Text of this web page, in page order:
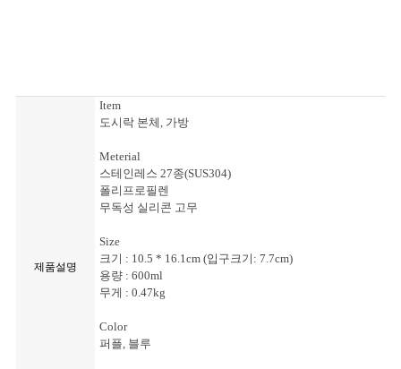
제품설명
Item
도시락 본체, 가방
Meterial
스테인레스 27종(SUS304)
폴리프로필렌
무독성 실리콘 고무
Size
크기 : 10.5 * 16.1cm (입구크기: 7.7cm)
용량 : 600ml
무게 : 0.47kg
Color
퍼플, 블루